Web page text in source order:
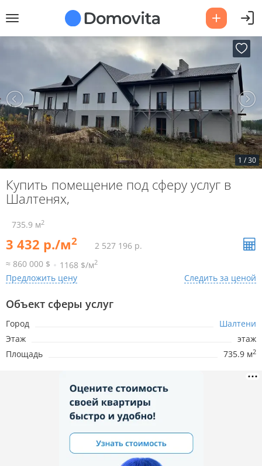
1 /30
Купить помещение под сферу услуг в
Шалтенях,
735.9 м2
3 432 р./м2
2 527 196 р.
≈ 860 000 $
1168 $/м2
Предложить цену Следить за ценой
Объект сферы услуг
Город
Шалтени
Этаж
этаж
Площадь
735.9 м2